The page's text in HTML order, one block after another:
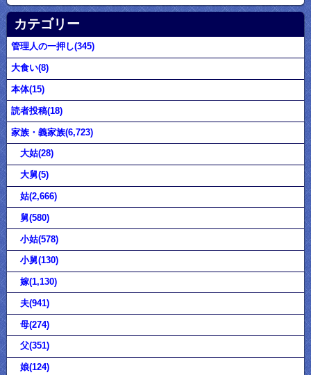
カテゴリー
管理人の一押し(345)
大食い(8)
本体(15)
読者投稿(18)
家族・義家族(6,723)
大姑(28)
大舅(5)
姑(2,666)
舅(580)
小姑(578)
小舅(130)
嫁(1,130)
夫(941)
母(274)
父(351)
娘(124)